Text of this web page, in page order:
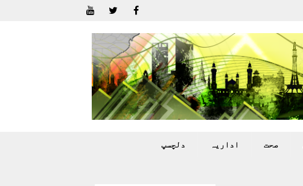
صحت اداريہ دلچسپ